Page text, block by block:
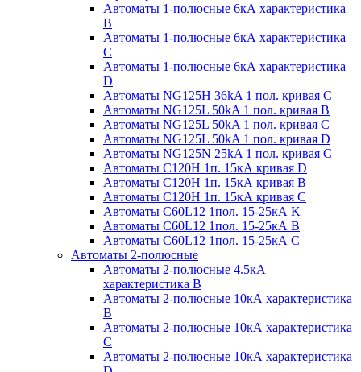
Автоматы 1-полюсные 6кА характеристика
B
Автоматы 1-полюсные 6кА характеристика
C
Автоматы 1-полюсные 6кА характеристика
D
Автоматы NG125H 36kA 1 пол. кривая C
Автоматы NG125L 50kA 1 пол. кривая B
Автоматы NG125L 50kA 1 пол. кривая C
Автоматы NG125L 50kA 1 пол. кривая D
Автоматы NG125N 25kA 1 пол. кривая C
Автоматы С120H 1п. 15кА кривая D
Автоматы С120H 1п. 15кА кривая В
Автоматы С120H 1п. 15кА кривая С
Автоматы С60L12 1пол. 15-25кА K
Автоматы С60L12 1пол. 15-25кА В
Автоматы С60L12 1пол. 15-25кА С
Автоматы 2-полюсные
Автоматы 2-полюсные 4.5кА
характеристика В
Автоматы 2-полюсные 10кА характеристика
B
Автоматы 2-полюсные 10кА характеристика
C
Автоматы 2-полюсные 10кА характеристика